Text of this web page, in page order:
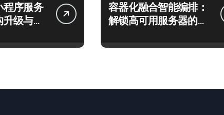
程序服务
级与智
容器化融合智能编排：
解锁高可用服务器的科